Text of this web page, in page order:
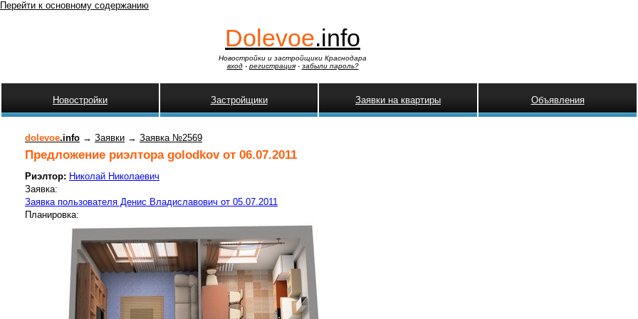
Перейти к основному содержанию
Dolevoe.info
Новостройки и застройщики Краснодара
вход- регистрация- забыли пароль?
Новостройки Застройщики Заявки на квартиры Объявления
dolevoe.info → Заявки → Заявка №2569
Предложение риэлтора golodkov от 06.07.2011
Риэлтор: Николай Николаевич
Заявка:
Заявка пользователя Денис Владиславович от 05.07.2011
Планировка: